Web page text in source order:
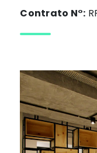
Contrato N°: